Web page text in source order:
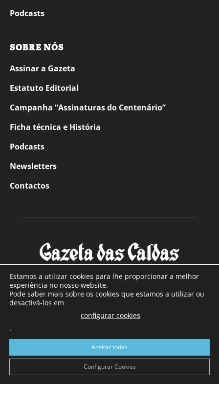
Podcasts
SOBRE NÓS
Assinar a Gazeta
Estatuto Editorial
Campanha “Assinaturas do Centenário”
Ficha técnica e História
Podcasts
Newsletters
Contactos
SOBRE NÓS
Com sede nas Caldas da Rainha e mais de 90 anos de
a sul de distrito de Leiria, com mais de 40.000 leitores por
toda a região Oeste. Jornal com distribuição em Portugal
Continental e assinatura online.
Estamos a utilizar cookies para lhe proporcionar a melhor
experiência no nosso website.
Pode saber mais sobre os cookies que estamos a utilizar ou
desactivá-los em
configurar cookies
.
Aceitar todas
Configurar Cookies